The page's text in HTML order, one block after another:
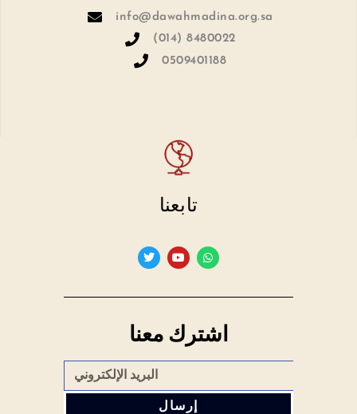
info@dawahmadina.org.sa
(014) 8480022
0509401188
تابعنا
اشترك معنا
إرسال